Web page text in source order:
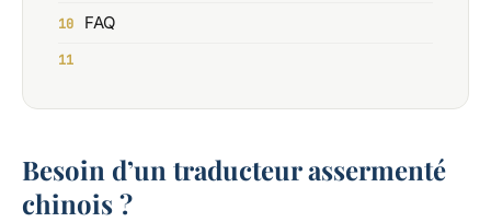
FAQ
Besoin d’un traducteur assermenté
chinois ?